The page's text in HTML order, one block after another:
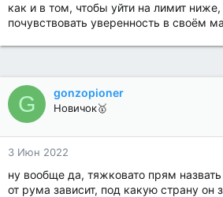
как и в том, чтобы уйти на лимит
почувствовать уверенность в своём
G gonzopioner
Новичок🥇
3 Июн 2022
ну вообще да, тяжковато прям
от рума зависит, под какую страну он